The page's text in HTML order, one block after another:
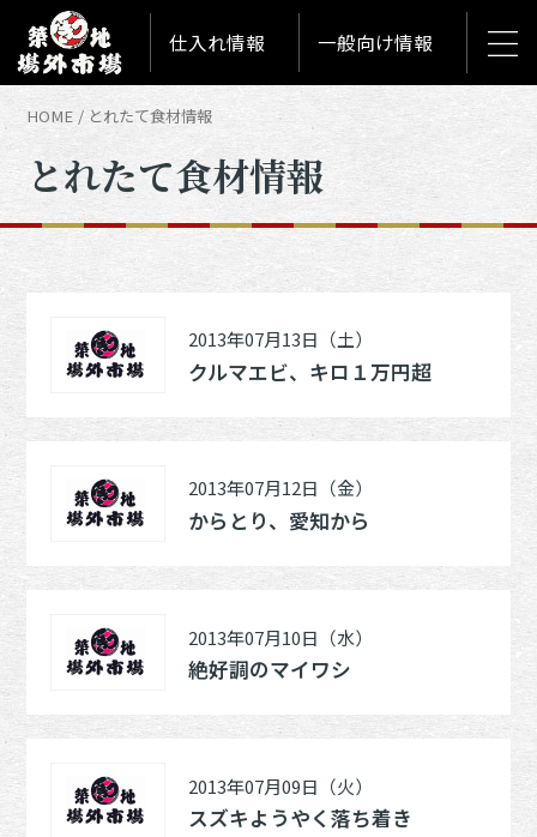
仕入れ情報 一般向け情報
HOME とれたて食材情報
とれたて食材情報
2013年07月13日（土）
クルマエビ、キロ１万円超
2013年07月12日（金）
からとり、愛知から
2013年07月10日（水）
絶好調のマイワシ
2013年07月09日（火）
スズキようやく落ち着き